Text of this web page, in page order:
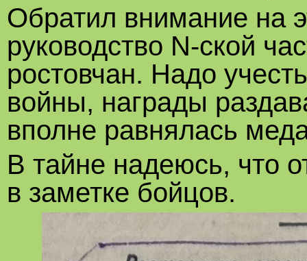
Обратил внимание на
руководство N-ской
ростовчан. Надо
войны, награды
вполне равнялась
В тайне надеюсь, что
в заметке бойцов.